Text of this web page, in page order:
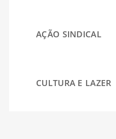
AÇÃO SINDICAL
CULTURA E LAZER